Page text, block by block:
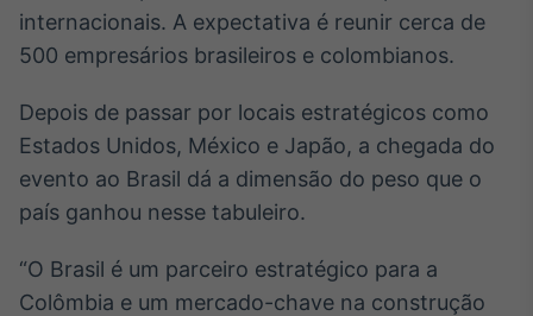
internacionais. A expectativa é reunir cerca de
500 empresários brasileiros e colombianos.
Depois de passar por locais estratégicos como
Estados Unidos, México e Japão, a chegada do
evento ao Brasil dá a dimensão do peso que o
país ganhou nesse tabuleiro.
“O Brasil é um parceiro estratégico para a
Colômbia e um mercado-chave na construção